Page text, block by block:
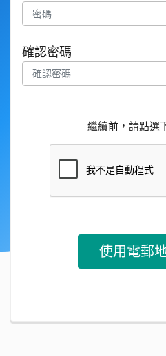
確認密碼
繼續前，請點選